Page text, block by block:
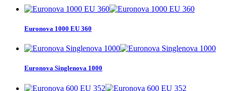
Euronova 1000 EU 360
Euronova Singlenova 1000